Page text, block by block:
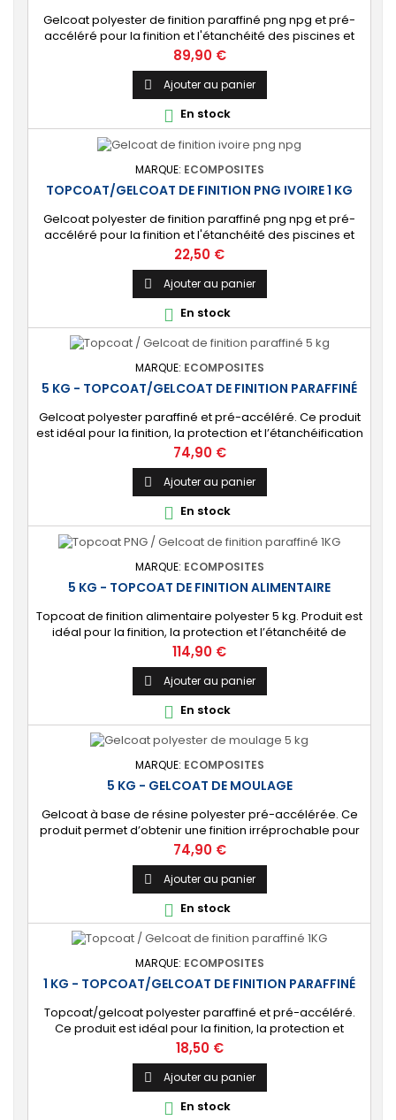
Gelcoat polyester de finition paraffiné png npg et pré-
accéléré pour la finition et l'étanchéité des piscines et
bassins. [Finition] : Fournit une couche extérieure lisse
brillante qualité immersion. [Étanche] : Étanchéifie votre
stratification résine et fibre de verre. Livré avec son
catalyseur PMEC 10 cl
Prix
89,90 €
 Ajouter au panier
 En stock
MARQUE: ECOMPOSITES
TOPCOAT/GELCOAT DE FINITION PNG IVOIRE 1 KG
Gelcoat polyester de finition paraffiné png npg et pré-
accéléré pour la finition et l'étanchéité des piscines et
bassins. [Finition] : Fournit une couche extérieure lisse
brillante qualité immersion. [Étanche] : Étanchéifie votre
stratification résine et fibre de verre. Livré avec son
catalyseur PMEC 2 cl
Prix
22,50 €
 Ajouter au panier
 En stock
MARQUE: ECOMPOSITES
5 KG - TOPCOAT/GELCOAT DE FINITION PARAFFINÉ
Gelcoat polyester paraffiné et pré-accéléré. Ce produit
est idéal pour la finition, la protection et l’étanchéification
de tout revêtement en polyester sur votre bateau, pièce
technique, camping-car, etc. 🔝 [Finition de qualité]
Fournit une couche extérieure lisse, brillante et uniforme
qui protège durablement la surface visible de votre
stratification...
Prix
74,90 €
 Ajouter au panier
 En stock
MARQUE: ECOMPOSITES
5 KG - TOPCOAT DE FINITION ALIMENTAIRE
Topcoat de finition alimentaire polyester 5 kg. Produit est
idéal pour la finition, la protection et l’étanchéité de
surfaces alimentaires. 🔝 [Contact alimentaire]
Protection aux propriétés alimentaires homologuées,
robuste contre les produits chimiques, les Uvs, et
l'humidité. ⚙️ [Facile à utiliser] Application simple avec un
rouleau enducteur, un...
Prix
114,90 €
 Ajouter au panier
 En stock
MARQUE: ECOMPOSITES
5 KG - GELCOAT DE MOULAGE
Gelcoat à base de résine polyester pré-accélérée. Ce
produit permet d’obtenir une finition irréprochable pour
tout projet de fabrication de pièces composites en
moule : élément de carrosserie ou d’un bateau,
panneau plat, mobilier, objet d’art, etc. Couleur au choix.
[Finition de qualité] Fournit un revêtement à l’aspect de
surface parfaitement lisse,...
Prix
74,90 €
 Ajouter au panier
 En stock
MARQUE: ECOMPOSITES
1 KG - TOPCOAT/GELCOAT DE FINITION PARAFFINÉ
Topcoat/gelcoat polyester paraffiné et pré-accéléré.
Ce produit est idéal pour la finition, la protection et
l’étanchéité de tout revêtement en polyester sur votre
bateau, pièce technique, camping-car, etc. 🔝 [Finition
de qualité] Fournit une couche extérieure lisse, brillante
et uniforme qui protège durablement la surface visible
de votre stratification...
Prix
18,50 €
 Ajouter au panier
 En stock